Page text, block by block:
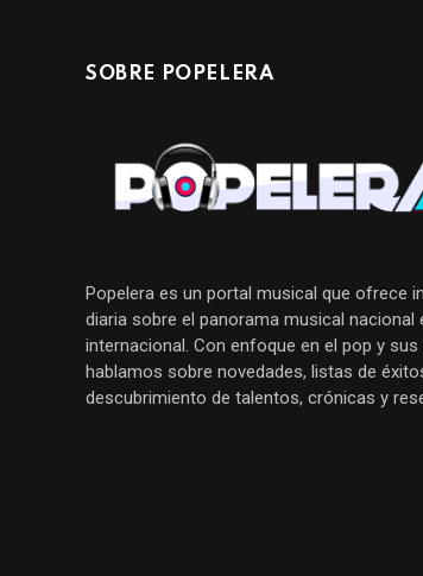
SOBRE POPELERA
Popelera es un portal musical que ofrece
diaria sobre el panorama musical nacional
internacional. Con enfoque en el pop y sus
hablamos sobre novedades, listas de
descubrimiento de talentos, crónicas y